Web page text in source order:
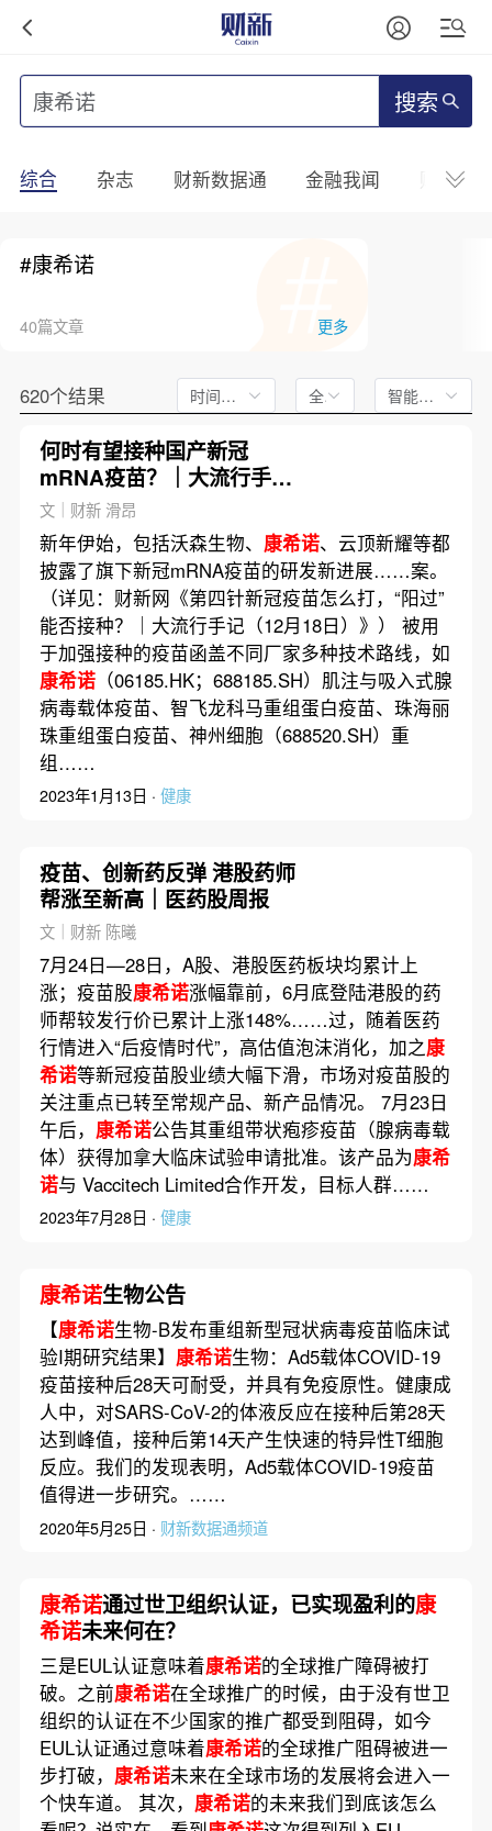
搜索
综合 杂志 财新数据通 金融我闻 财新
#康希诺
40篇文章 更多
620个结果 时间不限 全文 智能排序
何时有望接种国产新冠
mRNA疫苗？｜大流行手记
（1月12日）
文｜财新 滑昂
新年伊始，包括沃森生物、 康希诺、云顶新耀等都
披露了旗下新冠mRNA疫苗的研发新进展……案。
（详见：财新网《第四针新冠疫苗怎么打，“阳过”
能否接种？｜大流行手记（12月18日）》） 被用
于加强接种的疫苗函盖不同厂家多种技术路线，如
康希诺（06185.HK；688185.SH）肌注与吸入式腺
病毒载体疫苗、智飞龙科马重组蛋白疫苗、珠海丽
珠重组蛋白疫苗、神州细胞（688520.SH）重
组……
2023年1月13日 · 健康
疫苗、创新药反弹 港股药师
帮涨至新高｜医药股周报
文｜财新 陈曦
7月24日—28日，A股、港股医药板块均累计上
涨；疫苗股康希诺涨幅靠前，6月底登陆港股的药
师帮较发行价已累计上涨148%……过，随着医药
行情进入“后疫情时代”，高估值泡沫消化，加之康
希诺等新冠疫苗股业绩大幅下滑，市场对疫苗股的
关注重点已转至常规产品、新产品情况。 7月23日
午后， 康希诺公告其重组带状疱疹疫苗（腺病毒载
体）获得加拿大临床试验申请批准。该产品为康希
诺与 Vaccitech Limited合作开发，目标人群……
2023年7月28日 · 健康
康希诺生物公告
【康希诺生物-B发布重组新型冠状病毒疫苗临床试
验I期研究结果】 康希诺生物：Ad5载体COVID-19
疫苗接种后28天可耐受，并具有免疫原性。健康成
人中，对SARS-CoV-2的体液反应在接种后第28天
达到峰值，接种后第14天产生快速的特异性T细胞
反应。我们的发现表明，Ad5载体COVID-19疫苗
值得进一步研究。……
2020年5月25日 · 财新数据通频道
康希诺通过世卫组织认证，已实现盈利的康
希诺未来何在？
三是EUL认证意味着康希诺的全球推广障碍被打
破。之前康希诺在全球推广的时候，由于没有世卫
组织的认证在不少国家的推广都受到阻碍，如今
EUL认证通过意味着康希诺的全球推广阻碍被进一
步打破， 康希诺未来在全球市场的发展将会进入一
个快车道。 其次， 康希诺的未来我们到底该怎么